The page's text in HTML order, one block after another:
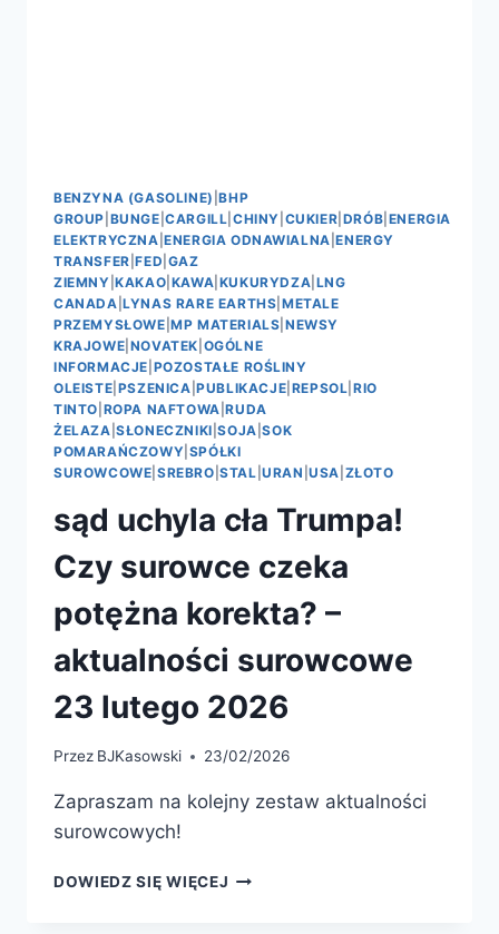
BENZYNA (GASOLINE) |BHP
GROUP BUNGE |CARGILL CHINY CUKIER DRÓB ENERGIA
ELEKTRYCZNA |ENERGIA ODNAWIALNA |ENERGY
TRANSFER |FED GAZ
ZIEMNY |KAKAO KAWA KUKURYDZA LNG
CANADA |LYNAS RARE EARTHS METALE
PRZEMYSŁOWE |MP MATERIALS NEWSY
KRAJOWE NOVATEK OGÓLNE
INFORMACJE POZOSTAŁE ROŚLINY
OLEISTE PSZENICA |PUBLIKACJE REPSOL RIO
TINTO ROPA NAFTOWA |RUDA
ŻELAZA |SŁONECZNIKI |SOJA |SOK
POMARAŃCZOWY SPÓŁKI
SUROWCOWE SREBRO |STAL |URAN |USA ZŁOTO
sąd uchyla cła Trumpa!
Czy surowce czeka
potężna korekta? –
aktualności surowcowe
23 lutego 2026
Przez BJKasowski 23/02/2026
Zapraszam na kolejny zestaw aktualności
surowcowych!
DOWIEDZ SIĘ WIĘCEJ SĄD